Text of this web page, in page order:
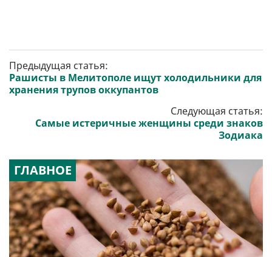
Предыдущая статья:
Рашисты в Мелитополе ищут холодильники для
хранения трупов оккупантов
Следующая статья:
Самые истеричные женщины среди знаков
Зодиака
ГЛАВНОЕ